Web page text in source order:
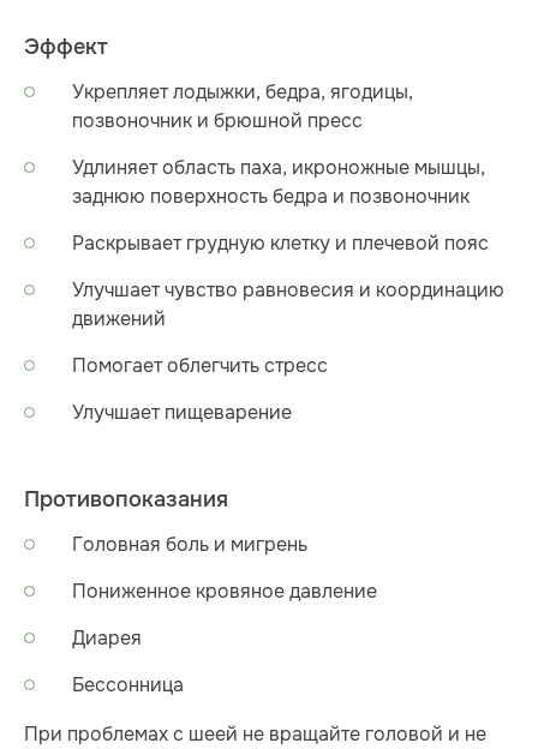
Эффект
Укрепляет лодыжки, бедра, ягодицы,
позвоночник и брюшной пресс
Удлиняет область паха, икроножные мышцы,
заднюю поверхность бедра и позвоночник
Раскрывает грудную клетку и плечевой пояс
Улучшает чувство равновесия и координацию
движений
Помогает облегчить стресс
Улучшает пищеварение
Противопоказания
Головная боль и мигрень
Пониженное кровяное давление
Диарея
Бессонница
При проблемах с шеей не вращайте головой и не